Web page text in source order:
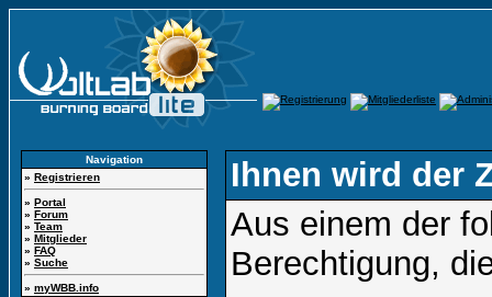
Navigation
» Registrieren
» Portal
» Forum
» Team
» Mitglieder
» FAQ
» Suche
» myWBB.info
Ihnen wird der
Aus einem der
Berechtigung,